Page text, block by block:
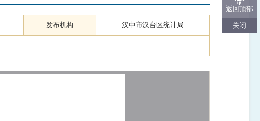
发布机构 汉中市汉台区统计局
返回顶部
关闭